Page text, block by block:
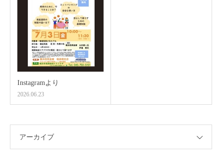
Instagramより
2026.06.23
アーカイブ